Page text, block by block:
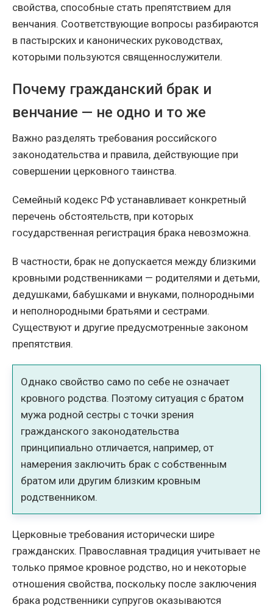
свойства, способные стать препятствием для
венчания. Соответствующие вопросы разбираются
в пастырских и канонических руководствах,
которыми пользуются священнослужители.
Почему гражданский брак и
венчание — не одно и то же
Важно разделять требования российского
законодательства и правила, действующие при
совершении церковного таинства.
Семейный кодекс РФ устанавливает конкретный
перечень обстоятельств, при которых
государственная регистрация брака невозможна.
В частности, брак не допускается между близкими
кровными родственниками — родителями и детьми,
дедушками, бабушками и внуками, полнородными
и неполнородными братьями и сестрами.
Существуют и другие предусмотренные законом
препятствия.
Однако свойство само по себе не означает
кровного родства. Поэтому ситуация с братом
мужа родной сестры с точки зрения
гражданского законодательства
принципиально отличается, например, от
намерения заключить брак с собственным
братом или другим близким кровным
родственником.
Церковные требования исторически шире
гражданских. Православная традиция учитывает не
только прямое кровное родство, но и некоторые
отношения свойства, поскольку после заключения
брака родственники супругов оказываются